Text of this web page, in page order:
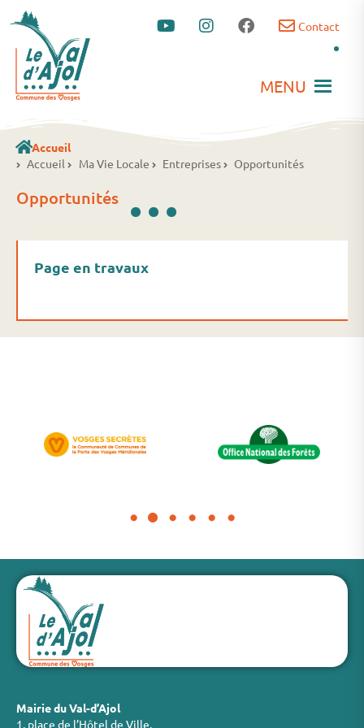
Contact
MENU
Accueil
Accueil
Ma Vie Locale Entreprises Opportunités
Opportunités ...
Page en travaux
Mairie du Val-d’Ajol
1, place de l’Hôtel de Ville,